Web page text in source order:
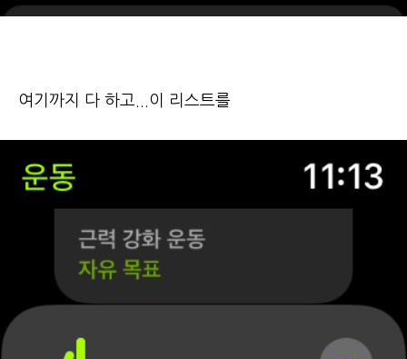
여기까지 다 하고...이 리스트를